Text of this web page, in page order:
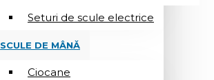
Seturi de scule electrice
SCULE DE MÂNĂ
Ciocane